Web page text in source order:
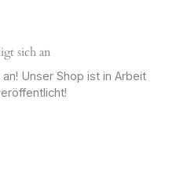
sich an
Unser Shop ist in Arbeit